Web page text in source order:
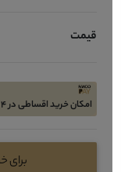
قیمت
امکان خرید اقساطی در 4 قسط ماهیانه 1054300 تومان بدون سود و چک
برای